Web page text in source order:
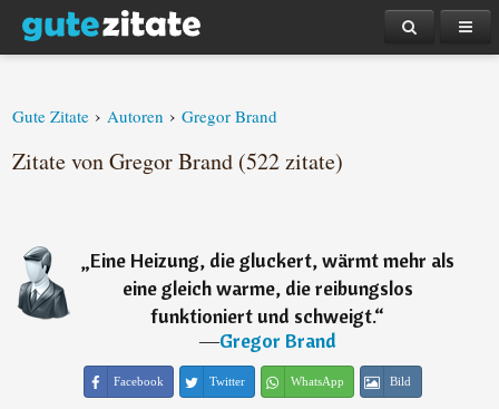
Gute Zitate › Autoren › Gregor Brand
Zitate von Gregor Brand (522 zitate)
„Eine Heizung, die gluckert, wärmt mehr als
eine gleich warme, die reibungslos
funktioniert und schweigt.“
―Gregor Brand
Facebook Twitter WhatsApp Bild